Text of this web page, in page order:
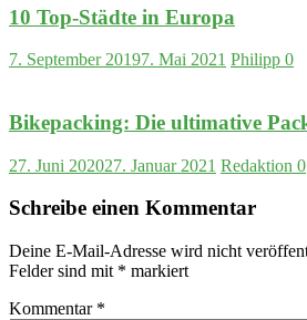
10 Top-Städte in Europa
7. September 20197. Mai 2021 Philipp 0
Bikepacking: Die ultimative
27. Juni 202027. Januar 2021 Redaktion 0
Schreibe einen Kommentar
Deine E-Mail-Adresse wird nicht
Felder sind mit * markiert
Kommentar *